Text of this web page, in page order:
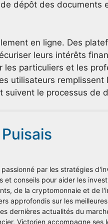
dépôt des documents
en ligne. Des
leurs intérêts
particuliers et les
utilisateurs remplissent
suivent le processus de
par les stratégies
et conseils pour aider les
de la cryptomonnaie et de
approfondis sur les
dernières actualités du
Victorien accompagne ses